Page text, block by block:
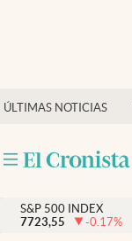
ÚLTIMAS NOTICIAS
Finanzas y economía
Inmigración
Trending
S&P 500 INDEX
7723,55
-0.17%